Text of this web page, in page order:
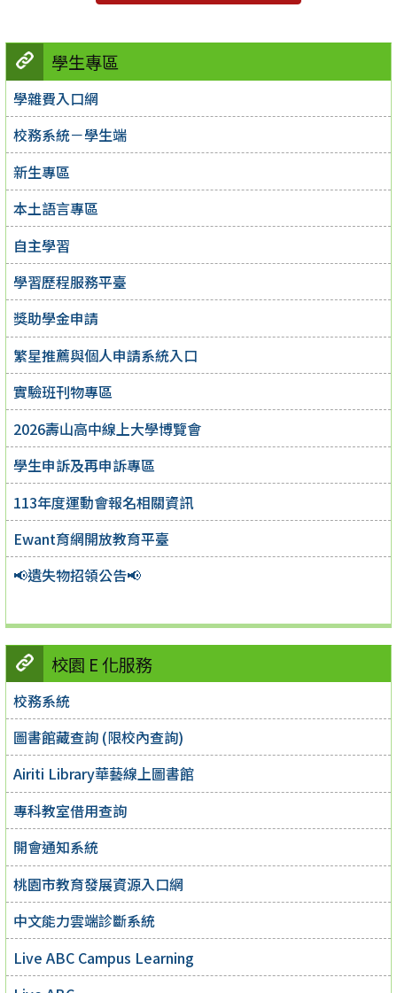
學生專區
學雜費入口網
校務系統－學生端
新生專區
本土語言專區
自主學習
學習歷程服務平臺
獎助學金申請
繁星推薦與個人申請系統入口
實驗班刊物專區
2026壽山高中線上大學博覽會
學生申訴及再申訴專區
113年度運動會報名相關資訊
Ewant育網開放教育平臺
📢遺失物招領公告📢
校園 E 化服務
校務系統
圖書館藏查詢 (限校內查詢)
Airiti Library華藝線上圖書館
專科教室借用查詢
開會通知系統
桃園市教育發展資源入口網
中文能力雲端診斷系統
Live ABC Campus Learning